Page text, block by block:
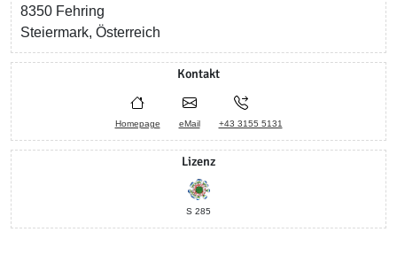
8350 Fehring
Steiermark, Österreich
Kontakt
Homepage eMail +43 3155 5131
Lizenz
S 285